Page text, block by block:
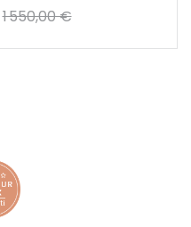
Prix
Prix de base
1 550,00 €